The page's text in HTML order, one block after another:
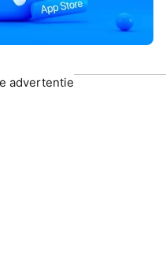
advertentie